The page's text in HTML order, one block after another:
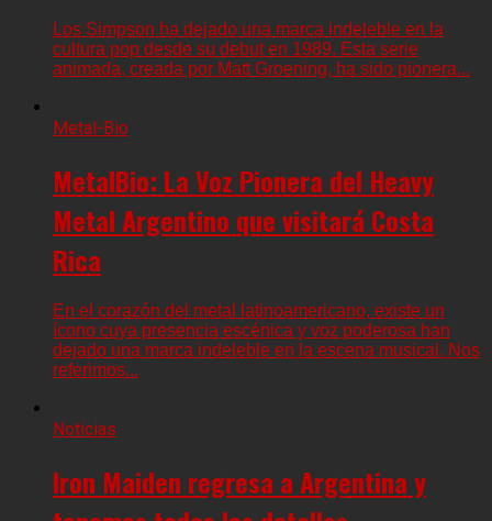
Los Simpson ha dejado una marca indeleble en la
cultura pop desde su debut en 1989. Esta serie
animada, creada por Matt Groening, ha sido pionera...
Metal-Bio
MetalBio: La Voz Pionera del Heavy
Metal Argentino que visitará Costa
Rica
En el corazón del metal latinoamericano, existe un
ícono cuya presencia escénica y voz poderosa han
dejado una marca indeleble en la escena musical. Nos
referimos...
Noticias
Iron Maiden regresa a Argentina y